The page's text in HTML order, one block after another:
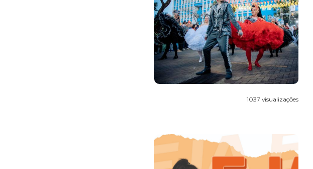
1037 visualizações